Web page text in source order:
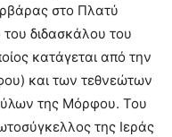
στο Πλατύ
διδασκάλου του
κατάγεται από την
και των τεθνεώτων
της Μόρφου. Του
της Ιεράς